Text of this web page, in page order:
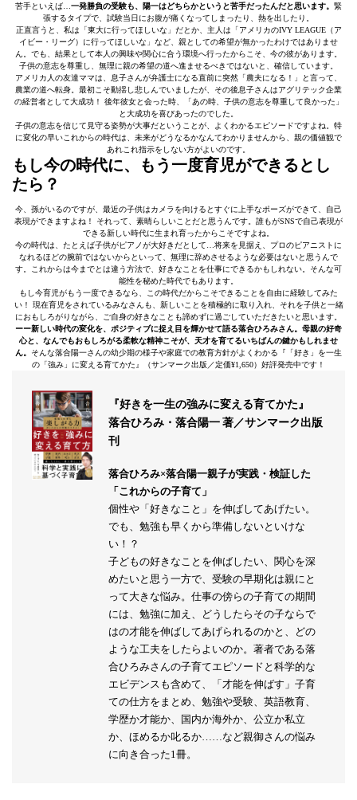
苦手といえば… 一発勝負の受験も、陽一はどちらかというと苦手だったんだと思います。 緊
張するタイプで、試験当日にお腹が痛くなってしまったり、熱を出したり。
正直言うと、私は「東大に行ってほしいな」だとか、主人は「アメリカのIVY LEAGUE（ア
イビー・リーグ）に行ってほしいな」など、親としての希望が無かったわけではありませ
ん。でも、結果として本人の興味や関心に合う環境へ行ったからこそ、今の彼があります。
子供の意志を尊重し、無理に親の希望の道へ進ませるべきではないと、確信しています。
アメリカ人の友達ママは、息子さんが弁護士になる直前に突然「農夫になる！」と言って、
農業の道へ転身。最初こそ動揺し悲しんでいましたが、その後息子さんはアグリテック企業
の経営者として大成功！ 後年彼女と会った時、「あの時、子供の意志を尊重して良かった」
と大成功を喜びあったのでした。
子供の意志を信じて見守る姿勢が大事だということが、よくわかるエピソードですよね。特
に変化の早いこれからの時代は、未来がどうなるかなんてわかりませんから、親の価値観で
あれこれ指示をしない方がよいのです。
もし今の時代に、もう一度育児ができるとし
たら？
今、孫がいるのですが、最近の子供はカメラを向けるとすぐに上手なポーズができて、自己
表現ができますよね！ それって、素晴らしいことだと思うんです。誰もがSNSで自己表現が
できる新しい時代に生まれ育ったからこそですよね。
今の時代は、たとえば子供がピアノが大好きだとして…将来を見据え、プロのピアニストに
なれるほどの腕前ではないからといって、無理に辞めさせるような必要はないと思うんで
す。これからは今までとは違う方法で、好きなことを仕事にできるかもしれない。そんな可
能性を秘めた時代でもあります。
もし今育児がもう一度できるなら、この時代だからこそできることを自由に経験してみた
い！ 現在育児をされているみなさんも、新しいことを積極的に取り入れ、それを子供と一緒
におもしろがりながら、ご自身の好きなことも諦めずに過ごしていただきたいと思います。
ーー新しい時代の変化を、ポジティブに捉え目を輝かせて語る落合ひろみさん。 母親の好奇
心と、なんでもおもしろがる柔軟な精神こそが、天才を育てるいちばんの鍵かもしれませ
ん。 そんな落合陽一さんの幼少期の様子や家庭での教育方針がよくわかる『「好き」を一生
の「強み」に変える育てかた』（サンマーク出版／定価¥1,650）好評発売中です！
『好きを一生の強みに変える育てかた』
落合ひろみ・落合陽一 著／サンマーク出版
刊
落合ひろみ×落合陽一親子が実践・検証した
「これからの子育て」
個性や「好きなこと」を伸ばしてあげたい。
でも、勉強も早くから準備しないといけな
い！？
子どもの好きなことを伸ばしたい、関心を深
めたいと思う一方で、受験の早期化は親にと
って大きな悩み。仕事の傍らの子育ての期間
には、勉強に加え、どうしたらその子ならで
はの才能を伸ばしてあげられるのかと、どの
ような工夫をしたらよいのか。著者である落
合ひろみさんの子育てエピソードと科学的な
エビデンスも含めて、「才能を伸ばす」子育
ての仕方をまとめ、勉強や受験、英語教育、
学歴か才能か、国内か海外か、公立か私立
か、ほめるか叱るか……など親御さんの悩み
に向き合った1冊。